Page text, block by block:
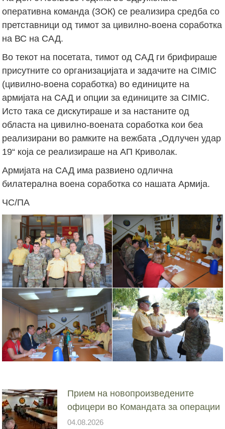
оперативна команда (ЗОК) се реализира средба со
претставници од тимот за цивилно-воена соработка
на ВС на САД.
Во текот на посетата, тимот од САД ги брифираше
присутните со организацијата и задачите на CIMIC
(цивилно-воена соработка) во единиците на
армијата на САД и опции за единиците за CIMIC.
Исто така се дискутираше и за настаните од
областа на цивилно-воената соработка кои беа
реализирани во рамките на вежбата „Одлучен удар
19“ која се реализираше на АП Криволак.
Армијата на САД има развиено одлична
билатерална воена соработка со нашата Армија.
ЧС/ПА
Прием на новопроизведените
офицери во Командата за операции
04.08.2026